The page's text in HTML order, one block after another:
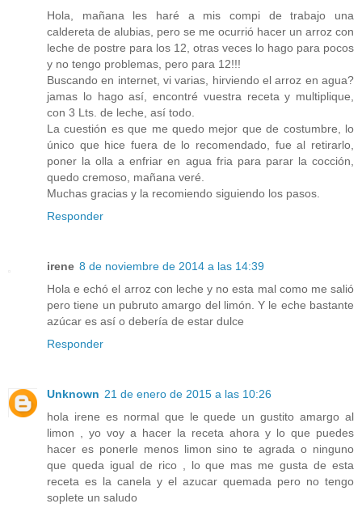
Hola, mañana les haré a mis compi de trabajo una
caldereta de alubias, pero se me ocurrió hacer un arroz con
leche de postre para los 12, otras veces lo hago para pocos
y no tengo problemas, pero para 12!!!
Buscando en internet, vi varias, hirviendo el arroz en agua?
jamas lo hago así, encontré vuestra receta y multiplique,
con 3 Lts. de leche, así todo.
La cuestión es que me quedo mejor que de costumbre, lo
único que hice fuera de lo recomendado, fue al retirarlo,
poner la olla a enfriar en agua fria para parar la cocción,
quedo cremoso, mañana veré.
Muchas gracias y la recomiendo siguiendo los pasos.
Responder
irene 8 de noviembre de 2014 a las 14:39
Hola e echó el arroz con leche y no esta mal como me salió
pero tiene un pubruto amargo del limón. Y le eche bastante
azúcar es así o debería de estar dulce
Responder
Unknown 21 de enero de 2015 a las 10:26
hola irene es normal que le quede un gustito amargo al
limon , yo voy a hacer la receta ahora y lo que puedes
hacer es ponerle menos limon sino te agrada o ninguno
que queda igual de rico , lo que mas me gusta de esta
receta es la canela y el azucar quemada pero no tengo
soplete un saludo